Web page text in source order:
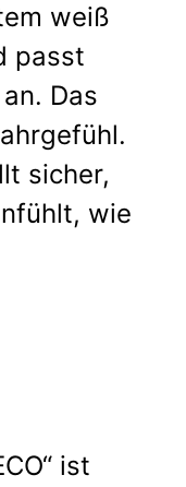
weiß
passt
Das
sicher,
wie
ist